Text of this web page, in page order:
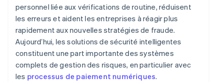
personnel liée aux vérifications de routine, réduisent
les erreurs et aident les entreprises à réagir plus
rapidement aux nouvelles stratégies de fraude.
Aujourd’hui, les solutions de sécurité intelligentes
constituent une part importante des systèmes
complets de gestion des risques, en particulier avec
les processus de paiement numériques.